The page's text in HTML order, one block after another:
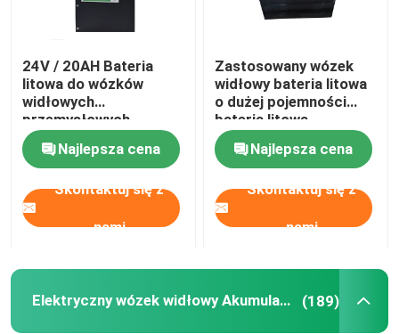
24V / 20AH Bateria
litowa do wózków
widłowych
przemysłowych
197*74*260mm
WymiaryNajlepsza cena
Skontaktuj się z
nami
Zastosowany wózek
widłowy bateria litowa
o dużej pojemności
bateria litowa
ciężarówki 400Ah
Najlepsza cena
Skontaktuj się z
nami
Elektryczny wózek widłowy Akumulator litowo-jonowy (189)